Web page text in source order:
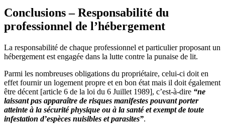
Conclusions – Responsabilité du
professionnel de l’hébergement
La responsabilité de chaque professionnel et particulier proposant un
hébergement est engagée dans la lutte contre la punaise de lit.
Parmi les nombreuses obligations du propriétaire, celui-ci doit en
effet fournir un logement propre et en bon état mais il doit également
être décent [article 6 de la loi du 6 Juillet 1989], c’est-à-dire “ne
laissant pas apparaître de risques manifestes pouvant porter
atteinte à la sécurité physique ou à la santé et exempt de toute
infestation d’espèces nuisibles et parasites”.